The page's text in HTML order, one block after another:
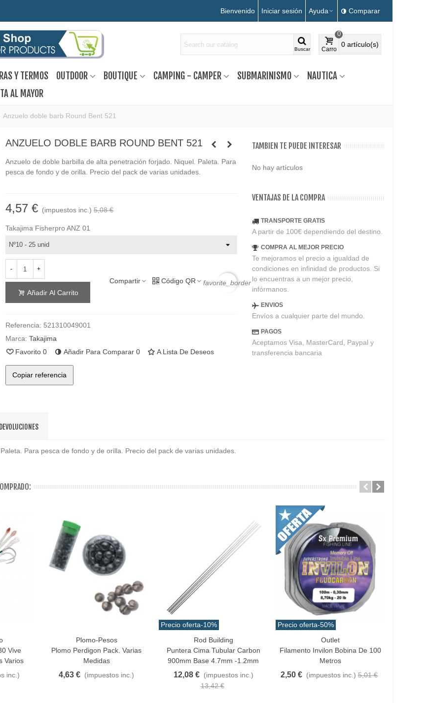
Bienvenido Iniciar sesión Ayuda Comparar
Buscar Carro
0
0 artículo(s)
Y TERMOS OUTDOOR BOUTIQUE CAMPING - CAMPER SUBMARINISMO
NAUTICA
AL MAYOR
Anzuelo doble barb Round Bent 521
ANZUELO DOBLE BARB ROUND BENT 521
Anzuelo de doble barbilla de alta penetración forjado. Niquel. Paleta. Para
pesca de fondo y de orilla. Precio del pack de varias unidades.
4,57 € (impuestos inc.) 5,08 €
Takajima Fisherpro ANZ 01
- +
Añadir Al Carrito
Compartir Código QR favorite_border
Referencia: 521310049001
Marca: Takajima
Favorito 0 Añadir Para Comparar 0 A Lista De Deseos
Copiar referencia
TAMBIEN TE PUEDE INTERESAR
No hay artículos
VENTAJAS DE LA COMPRA
TRANSPORTE GRATIS
A partir de 100€ dependiendo del destino.
COMPRA AL MEJOR PRECIO
Te mejoramos el precio a igualdad de
condiciones en infinidad de productos. Si
lo encuentras a un mejor precio,
infórmanos.
ENVIOS
Envíos a cualquier parte del mundo.
PAGOS
Aceptamos Visa, MasterCard, Paypal y
transferencia bancaria
Para pesca de fondo y de orilla. Precio del pack de varias unidades.
Vive
Varios
inc.)
Favorito
Plomo-Pesos
Plomo Perdigon Pack. Varias
Medidas
4,63 € (impuestos inc.)
Precio oferta-10%
Añadir Al CarritoRod Building
Puntera Cima Tubular Carbon
900mm Base 4.7mm -1.2mm
12,08 € (impuestos inc.)
13,42 €
Precio oferta-50%
Outlet
Filamento Invilon Bobina De 100
Metros
2,50 € (impuestos inc.) 5,01 €